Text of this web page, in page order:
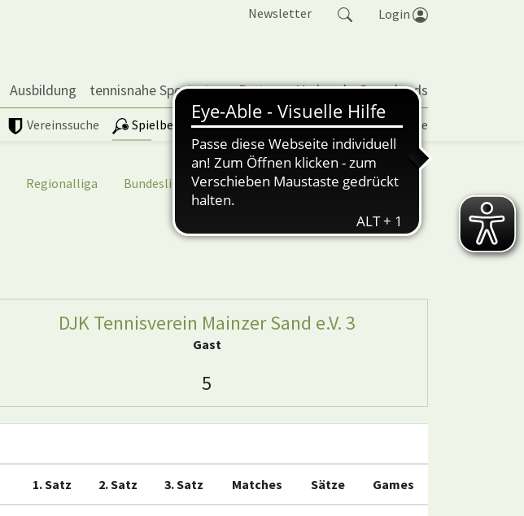
Newsletter Login
Ausbildung tennisnahe Sportarten Partner Verband Downloads
Vereinssuche Spielbetrieb | TORP Vereinspokal Turniere
Regionalliga Bundesliga nuScore
DJK Tennisverein Mainzer Sand e.V. 3
Gast
5
1. Satz 2. Satz 3. Satz Matches Sätze Games